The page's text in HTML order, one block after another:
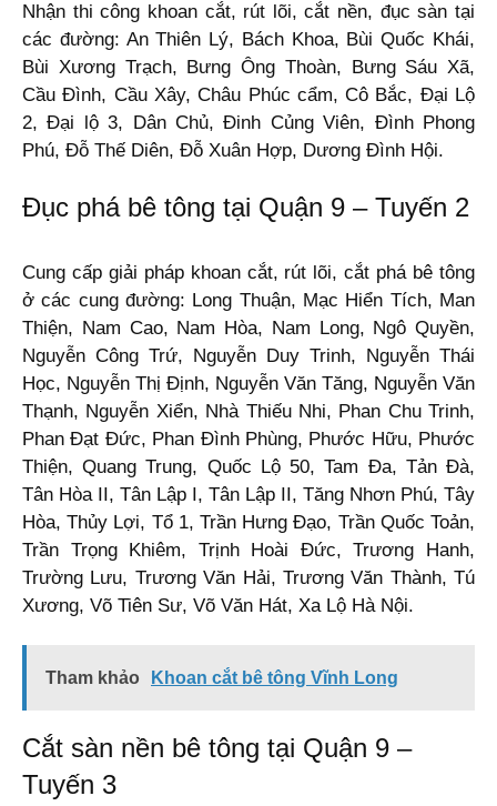
Nhận thi công khoan cắt, rút lõi, cắt nền, đục sàn tại
các đường: An Thiên Lý, Bách Khoa, Bùi Quốc Khái,
Bùi Xương Trạch, Bưng Ông Thoàn, Bưng Sáu Xã,
Cầu Đình, Cầu Xây, Châu Phúc cẩm, Cô Bắc, Đại Lộ
2, Đại lộ 3, Dân Chủ, Đinh Củng Viên, Đình Phong
Phú, Đỗ Thế Diên, Đỗ Xuân Hợp, Dương Đình Hội.
Đục phá bê tông tại Quận 9 – Tuyến 2
Cung cấp giải pháp khoan cắt, rút lõi, cắt phá bê tông
ở các cung đường: Long Thuận, Mạc Hiển Tích, Man
Thiện, Nam Cao, Nam Hòa, Nam Long, Ngô Quyền,
Nguyễn Công Trứ, Nguyễn Duy Trinh, Nguyễn Thái
Học, Nguyễn Thị Định, Nguyễn Văn Tăng, Nguyễn Văn
Thạnh, Nguyễn Xiển, Nhà Thiếu Nhi, Phan Chu Trinh,
Phan Đạt Đức, Phan Đình Phùng, Phước Hữu, Phước
Thiện, Quang Trung, Quốc Lộ 50, Tam Đa, Tản Đà,
Tân Hòa II, Tân Lập I, Tân Lập II, Tăng Nhơn Phú, Tây
Hòa, Thủy Lợi, Tổ 1, Trần Hưng Đạo, Trần Quốc Toản,
Trần Trọng Khiêm, Trịnh Hoài Đức, Trương Hanh,
Trường Lưu, Trương Văn Hải, Trương Văn Thành, Tú
Xương, Võ Tiên Sư, Võ Văn Hát, Xa Lộ Hà Nội.
Tham khảo Khoan cắt bê tông Vĩnh Long
Cắt sàn nền bê tông tại Quận 9 –
Tuyến 3